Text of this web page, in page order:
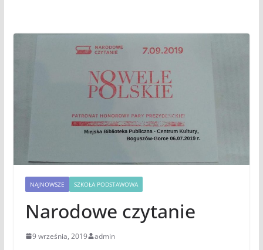
NAJNOWSZE SZKOŁA PODSTAWOWA
Narodowe czytanie
9 września, 2019 admin